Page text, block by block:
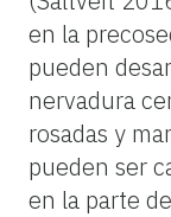
en la
pueden
nervadura
rosadas y
pueden ser
en la parte